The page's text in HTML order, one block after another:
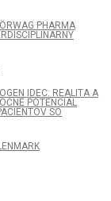
PHARMA
IDEC: REALITA A
POTENCIÁL
SO